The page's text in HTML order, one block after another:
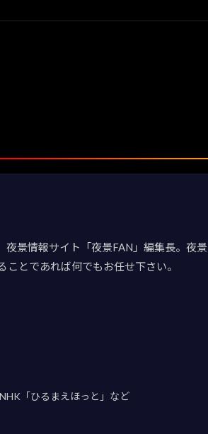
景情報サイト「夜景FAN」編集長。夜景
とであれば何でもお任せ下さい。
「ひるまえほっと」など